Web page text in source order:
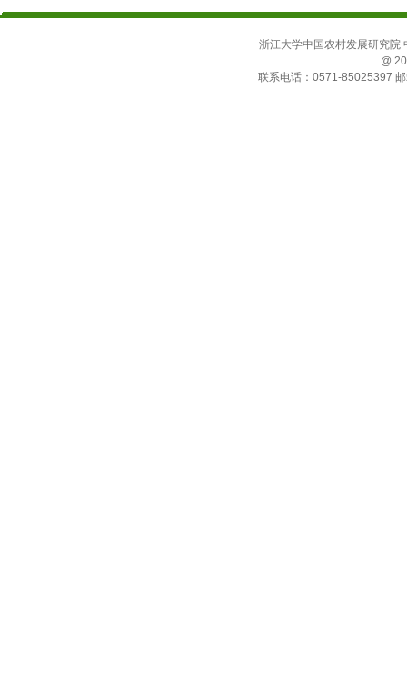
浙江大学中国农村发展研究院
@
联系电话：0571-85025397